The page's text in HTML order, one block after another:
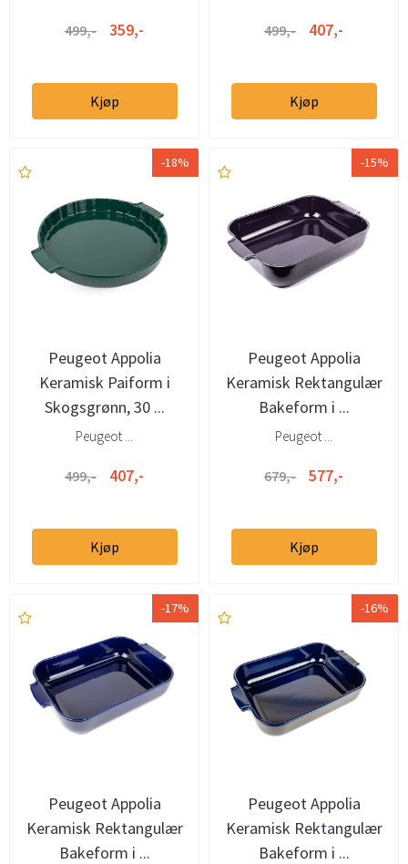
499,- 359,-
Kjøp
499,- 407,-
Kjøp
-18%
Peugeot Appolia
Keramisk Paiform i
Skogsgrønn, 30 ...
Peugeot ...
499,- 407,-
Kjøp
-15%
Peugeot Appolia
Keramisk Rektangulær
Bakeform i ...
Peugeot ...
679,- 577,-
Kjøp
-17%
Peugeot Appolia
Keramisk Rektangulær
Bakeform i ...
-16%
Peugeot Appolia
Keramisk Rektangulær
Bakeform i ...